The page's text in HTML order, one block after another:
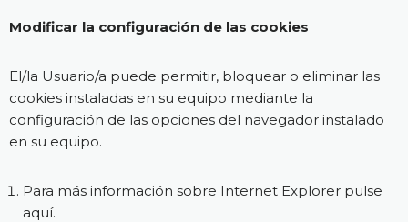
Modificar la configuración de las cookies
El/la Usuario/a puede permitir, bloquear o eliminar las
cookies instaladas en su equipo mediante la
configuración de las opciones del navegador instalado
en su equipo.
Para más información sobre Internet Explorer pulse
aquí.